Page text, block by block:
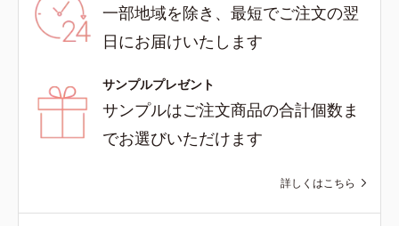
一部地域を除き、最短でご注文の翌
日にお届けいたします
サンプルプレゼント
サンプルはご注文商品の合計個数ま
でお選びいただけます
詳しくはこちら